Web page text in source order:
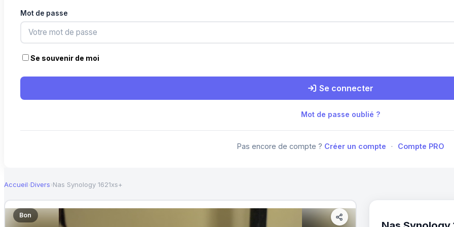
Mot de passe
Se souvenir de moi
Se connecter
Mot de passe oublié ?
Pas encore de compte ? Créer un compte · Compte PRO
Accueil›Divers›Nas Synology 1621xs+
Bon